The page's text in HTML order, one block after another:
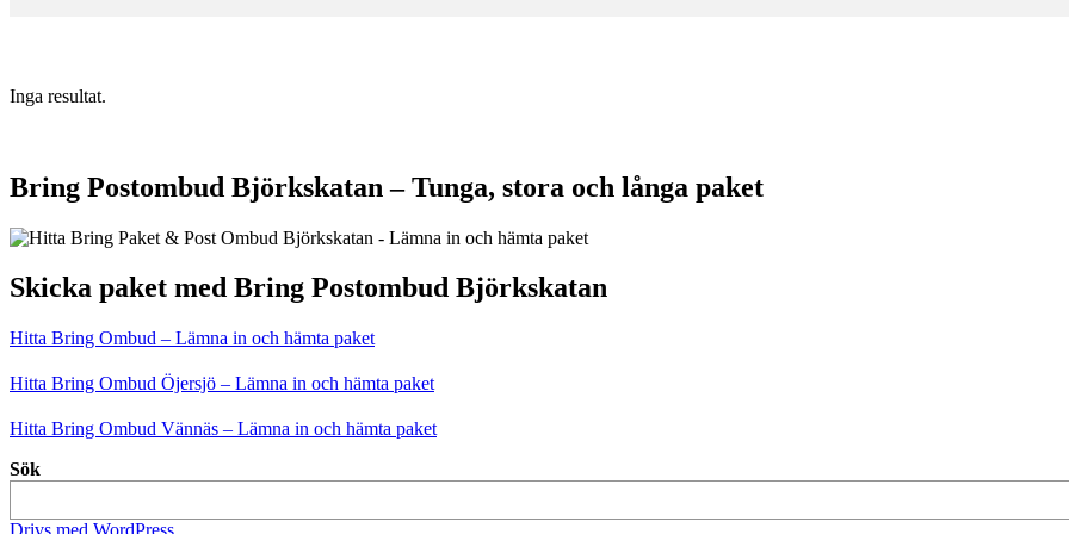
Inga resultat.
Bring Postombud Björkskatan – Tunga, stora och långa paket
Skicka paket med Bring Postombud Björkskatan
Hitta Bring Ombud – Lämna in och hämta paket
Hitta Bring Ombud Öjersjö – Lämna in och hämta paket
Hitta Bring Ombud Vännäs – Lämna in och hämta paket
Sök